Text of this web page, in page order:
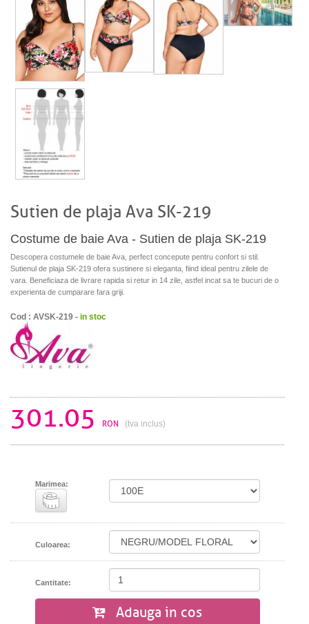
Sutien de plaja Ava SK-219
Costume de baie Ava - Sutien de plaja SK-219
Descopera costumele de baie Ava, perfect concepute pentru confort si stil.
Sutienul de plaja SK-219 ofera sustinere si eleganta, fiind ideal pentru zilele de
vara. Beneficiaza de livrare rapida si retur in 14 zile, astfel incat sa te bucuri de o
experienta de cumparare fara griji.
Cod : AVSK-219 - in stoc
301.05 RON (tva inclus)
Marimea:
Culoarea:
Cantitate:
Adauga in cos